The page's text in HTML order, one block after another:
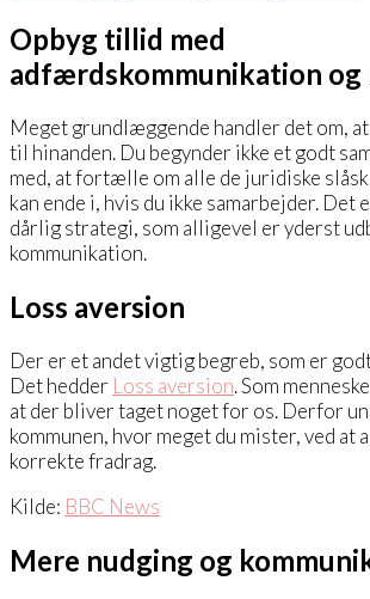
Opbyg tillid med
adfærdskommunikation og
Meget grundlæggende handler det om,
til hinanden. Du begynder ikke et godt
med, at fortælle om alle de juridiske
kan ende i, hvis du ikke samarbejder. Det
dårlig strategi, som alligevel er yderst
kommunikation.
Loss aversion
Der er et andet vigtig begreb, som er
Det hedder Loss aversion. Som
at der bliver taget noget for os. Derfor
kommunen, hvor meget du mister, ved at
korrekte fradrag.
Kilde: BBC News
Mere nudging og